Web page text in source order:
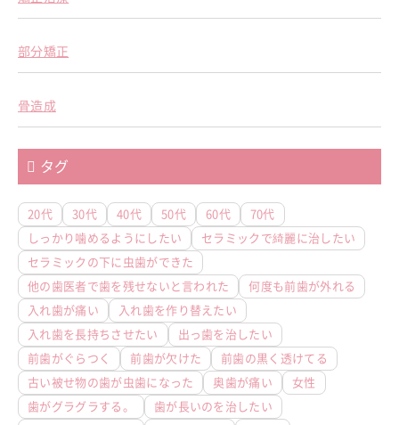
部分矯正
骨造成
タグ
20代 30代 40代 50代 60代 70代
しっかり噛めるようにしたい セラミックで綺麗に治したい
セラミックの下に虫歯ができた
他の歯医者で歯を残せないと言われた 何度も前歯が外れる
入れ歯が痛い 入れ歯を作り替えたい
入れ歯を長持ちさせたい 出っ歯を治したい
前歯がぐらつく 前歯が欠けた 前歯の黒く透けてる
古い被せ物の歯が虫歯になった 奥歯が痛い 女性
歯がグラグラする。 歯が長いのを治したい